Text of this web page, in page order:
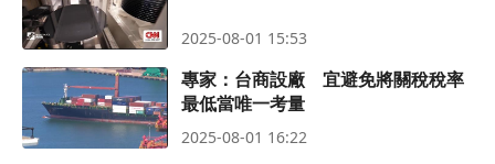
2025-08-01 15:53
專家：台商設廠 宜避免將關稅稅率
最低當唯一考量
2025-08-01 16:22